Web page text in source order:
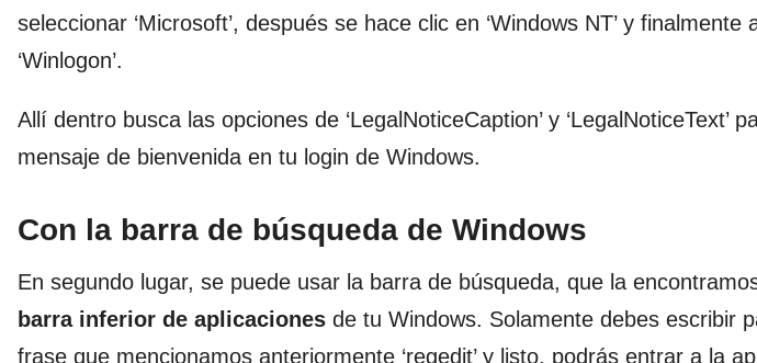
seleccionar ‘Microsoft’, después se hace clic en ‘Windows NT’ y finalmente
‘Winlogon’.
Allí dentro busca las opciones de ‘LegalNoticeCaption’ y ‘LegalNoticeText’
mensaje de bienvenida en tu login de Windows.
Con la barra de búsqueda de Windows
En segundo lugar, se puede usar la barra de búsqueda, que la
barra inferior de aplicaciones de tu Windows. Solamente debes escribir
frase que mencionamos anteriormente ‘regedit’ y listo, podrás entrar a la